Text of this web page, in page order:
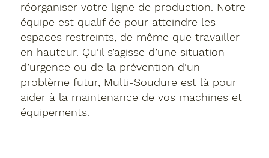
réorganiser votre ligne de production. Notre
équipe est qualifiée pour atteindre les
espaces restreints, de même que travailler
en hauteur. Qu’il s’agisse d’une situation
d’urgence ou de la prévention d’un
problème futur, Multi-Soudure est là pour
aider à la maintenance de vos machines et
équipements.